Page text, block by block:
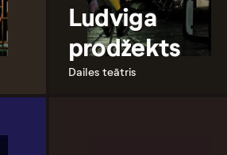
Ludviga
prodžekts
Dailes teātris